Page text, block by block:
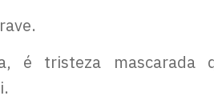
é tristeza mascarada